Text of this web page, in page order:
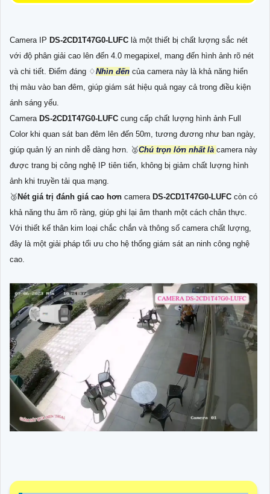
Camera IP DS-2CD1T47G0-LUFC là một thiết bị chất lượng sắc nét
với độ phân giải cao lên đến 4.0 megapixel, mang đến hình ảnh rõ nét
và chi tiết. Điểm đáng ♢Nhìn đến của camera này là khả năng hiển
thị màu vào ban đêm, giúp giám sát hiệu quả ngay cả trong điều kiện
ánh sáng yếu.
Camera DS-2CD1T47G0-LUFC cung cấp chất lượng hình ảnh Full
Color khi quan sát ban đêm lên đến 50m, tương đương như ban ngày,
giúp quản lý an ninh dễ dàng hơn. ️🥈Chú trọn lớn nhất là camera này
được trang bị công nghệ IP tiên tiến, không bị giảm chất lượng hình
ảnh khi truyền tải qua mạng.
🥉 Nét giá trị đánh giá cao hơn camera DS-2CD1T47G0-LUFC còn có
khả năng thu âm rõ ràng, giúp ghi lại âm thanh một cách chân thực.
Với thiết kế thân kim loại chắc chắn và thông số camera chất lượng,
đây là một giải pháp tối ưu cho hệ thống giám sát an ninh công nghệ
cao.